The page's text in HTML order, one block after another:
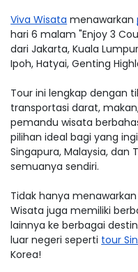
Viva Wisata menawarkan
hari 6 malam "Enjoy 3
dari Jakarta, Kuala
Ipoh, Hatyai, Genting
Tour ini lengkap dengan
transportasi darat,
pemandu wisata
pilihan ideal bagi yang
Singapura, Malaysia,
semuanya sendiri.
Tidak hanya
Wisata juga memiliki
lainnya ke berbagai
luar negeri seperti tour
Korea!